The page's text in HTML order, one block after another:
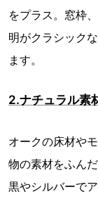
をプラス。窓枠
明がクラシック
ます。
2.ナチュラル素
オークの床材や
物の素材をふん
黒やシルバーで